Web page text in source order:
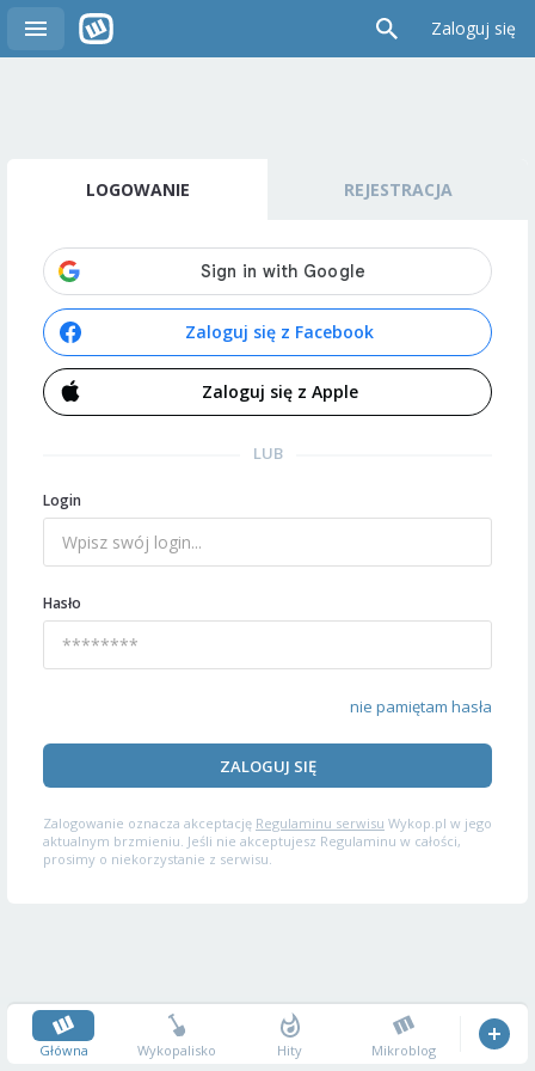
Zaloguj się
LOGOWANIE REJESTRACJA
Zaloguj się z Facebook
Zaloguj się z Apple
LUB
Login
Hasło
nie pamiętam hasła
ZALOGUJ SIĘ
Zalogowanie oznacza akceptację Regulaminu serwisu Wykop.pl w jego
aktualnym brzmieniu. Jeśli nie akceptujesz Regulaminu w całości,
prosimy o niekorzystanie z serwisu.
Główna Wykopalisko Hity Mikroblog